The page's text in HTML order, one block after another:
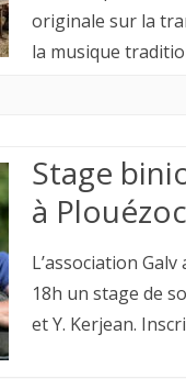
originale sur la
la musique
Stage
à
L’association
18h un stage de
et Y. Kerjean.